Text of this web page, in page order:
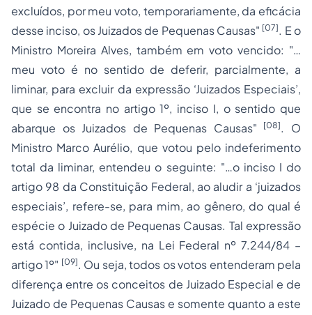
excluídos, por meu voto, temporariamente, da eficácia
desse inciso, os Juizados de Pequenas Causas" [07]. E o
Ministro Moreira Alves, também em voto vencido: "…
meu voto é no sentido de deferir, parcialmente, a
liminar, para excluir da expressão ‘Juizados Especiais’,
que se encontra no artigo 1º, inciso I, o sentido que
abarque os Juizados de Pequenas Causas"
[08]. O
Ministro Marco Aurélio, que votou pelo indeferimento
total da liminar, entendeu o seguinte: "…o inciso I do
artigo 98 da Constituição Federal, ao aludir a ‘juizados
especiais’, refere-se, para mim, ao gênero, do qual é
espécie o Juizado de Pequenas Causas. Tal expressão
está contida, inclusive, na Lei Federal nº 7.244/84 –
artigo 1º" [09]. Ou seja, todos os votos entenderam pela
diferença entre os conceitos de Juizado Especial e de
Juizado de Pequenas Causas e somente quanto a este